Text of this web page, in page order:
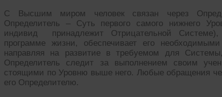
С Высшим миром человек связан через
Определитель – Суть первого самого нижнего
индивид принадлежит Отрицательной Системе),
программе жизни, обеспечивает его
направляя на развитие в требуемом для
Определитель следит за выполнением своим
стоящими по Уровню выше него. Любые обращения
его Определителю.